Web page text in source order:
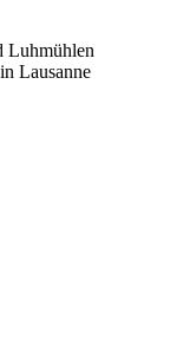
Luhmühlen
Lausanne